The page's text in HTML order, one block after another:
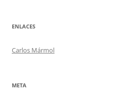
ENLACES
Carlos Mármol
META